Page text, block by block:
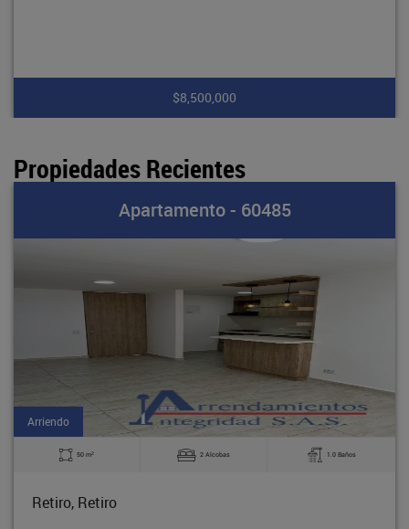
$8,500,000
Propiedades Recientes
Apartamento - 60485
Arriendo
50 m2 2 Alcobas 1.0 Baños
Retiro, Retiro